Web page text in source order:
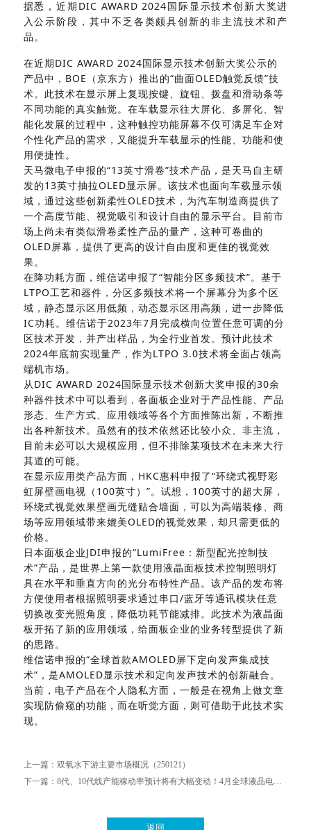
据悉，近期DIC AWARD 2024国际显示技术创新大奖进
入公示阶段，其中不乏各类颇具创新的非主流技术和产
品。
在近期DIC AWARD 2024国际显示技术创新大奖公示的
产品中，BOE（京东方）推出的“曲面OLED触觉反馈”技
术。此技术在显示屏上复现按键、旋钮、拨盘和滑动条等
不同功能的真实触觉。在车载显示往大屏化、多屏化、智
能化发展的过程中，这种触控功能屏幕不仅可满足车企对
个性化产品的需求，又能提升车载显示的性能、功能和使
用便捷性。
天马微电子申报的“13英寸滑卷”技术产品，是天马自主研
发的13英寸抽拉OLED显示屏。 该技术也面向车载显示领
域，通过这些创新柔性OLED技术，为汽车制造商提供了
一个高度节能、视觉吸引和设计自由的显示平台。
目前市
场上尚未有类似滑卷柔性产品的量产，这种可卷曲的
OLED屏幕，提供了更高的设计自由度和更佳的视觉效
果。
在降功耗方面，维信诺申报了“智能分区多频技术”。基于
LTPO工艺和器件，分区多频技术将一个屏幕分为多个区
域，静态显示区用低频，动态显示区用高频，进一步降低
IC功耗。维信诺于2023年7月完成横向位置任意可调的分
区技术开发，并产出样品，为全行业首发。预计此技术
2024年底前实现量产，作为LTPO 3.0技术将全面占领高
端机市场。
从DIC AWARD 2024国际显示技术创新大奖申报的30余
种器件技术中可以看到，各面板企业对于产品性能、产品
形态、生产方式、应用领域等各个方面推陈出新，不断推
出各种新技术。虽然有的技术依然还比较小众、非主流，
目前未必可以大规模应用，但不排除某项技术在未来大行
其道的可能。
在显示应用类产品方面，HKC惠科申报了“环绕式视野彩
虹屏壁画电视（100英寸）”。试想，100英寸的超大屏，
环绕式视觉效果壁画无缝贴合墙面，可以为高端装修、商
场等应用领域带来媲美OLED的视觉效果，却只需更低的
价格。
日本面板企业JDI申报的“LumiFree：新型配光控制技
术”产品，是世界上第一款使用液晶面板技术控制照明灯
具在水平和垂直方向的光分布特性产品。该产品的发布将
方便使用者根据照明要求通过串口/蓝牙等通讯模块任意
切换改变光照角度，降低功耗节能减排。此技术为液晶面
板开拓了新的应用领域，给面板企业的业务转型提供了新
的思路。
维信诺申报的“全球首款AMOLED屏下定向发声集成技
术”，是AMOLED显示技术和定向发声技术的创新融合。
当前，电子产品在个人隐私方面，一般是在视角上做文章
实现防偷窥的功能，而在听觉方面，则可借助于此技术实
现。
上一篇： 双氧水下游主要市场概况（250121）
下一篇：
8代、10代线产能稼动率预计将有大幅变动！4月全球液晶电视面板出货量出炉
返回